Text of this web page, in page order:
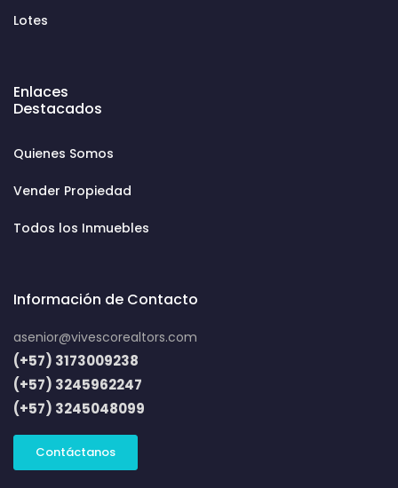
Lotes
Enlaces
Destacados
Quienes Somos
Vender Propiedad
Todos los Inmuebles
Información de Contacto
asenior@vivescorealtors.com
(+57) 3173009238
(+57) 3245962247
(+57) 3245048099
Contáctanos